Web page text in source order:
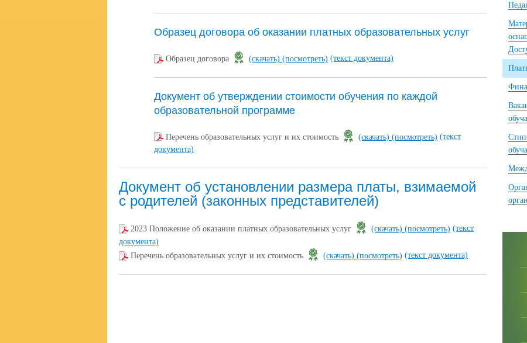
Образец договора об оказании платных образовательных услуг
Образец договора (скачать) (посмотреть) (текст документа)
Документ об утверждении стоимости обучения по каждой
образовательной программе
Перечень образовательных услуг и их стоимость (скачать) (посмотреть) (текст
документа)
Документ об установлении размера платы, взимаемой
с родителей (законных представителей)
2023 Положение об оказании платных образовательных услуг (скачать) (посмотреть) (текст
документа)
Перечень образовательных услуг и их стоимость
(скачать) (посмотреть) (текст документа)